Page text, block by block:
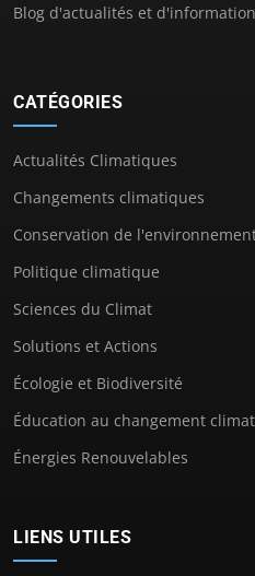
Blog d'actualités et
CATÉGORIES
Actualités Climatiques
Changements climatiques
Conservation de
Politique climatique
Sciences du Climat
Solutions et Actions
Écologie et Biodiversité
Éducation au changement
Énergies Renouvelables
LIENS UTILES